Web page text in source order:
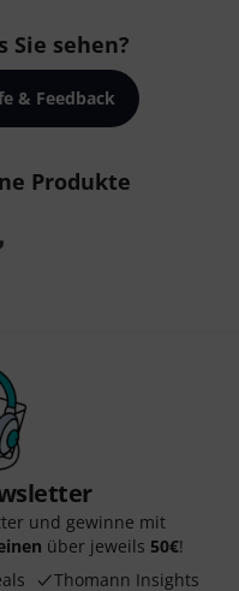
Sie sehen?
& Feedback
Produkte
und gewinne mit
über jeweils 50€!
Thomann Insights